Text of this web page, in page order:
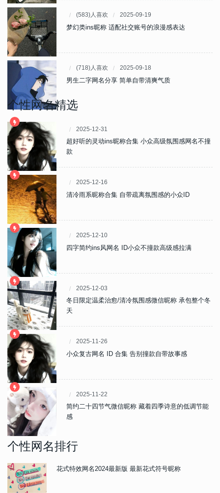
(583)人喜欢 2025-09-19
梦幻类ins昵称 适配社交账号的浪漫感表达
(718)人喜欢 2025-09-18
男生二字网名分享 简单自带清爽气质
个性网名精选
2025-12-31
超好听的灵动ins昵称合集 小众高级氛围感网名不撞
款
2025-12-16
清冷雨系昵称合集 自带疏离氛围感的小众ID
2025-12-10
四字简约ins风网名 ID小众不撞款高级感拉满
2025-12-03
冬日限定温柔治愈/清冷氛围感微信昵称 承包整个冬
天
2025-11-26
小众复古网名 ID 合集 告别撞款自带故事感
2025-11-22
简约二十四节气微信昵称 藏着四季诗意的低调节能
感
个性网名排行
花式特效网名2024最新版 最新花式符号昵称